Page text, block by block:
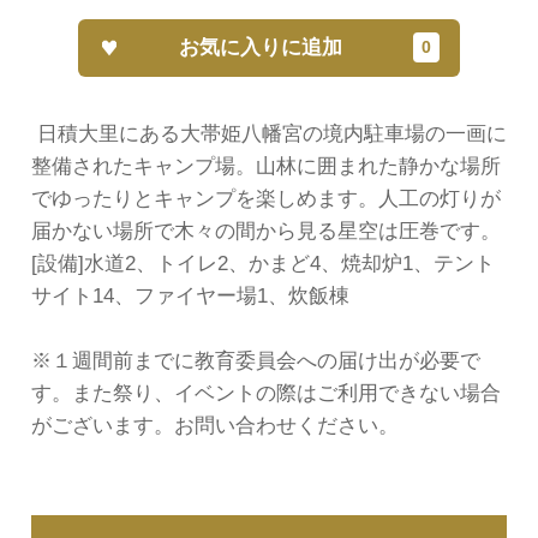
日積大里にある大帯姫八幡宮の境内駐車場の一画に
整備されたキャンプ場。山林に囲まれた静かな場所
でゆったりとキャンプを楽しめます。人工の灯りが
届かない場所で木々の間から見る星空は圧巻です。
[設備]水道2、トイレ2、かまど4、焼却炉1、テント
サイト14、ファイヤー場1、炊飯棟
※１週間前までに教育委員会への届け出が必要で
す。また祭り、イベントの際はご利用できない場合
がございます。お問い合わせください。
お気に入りに追加